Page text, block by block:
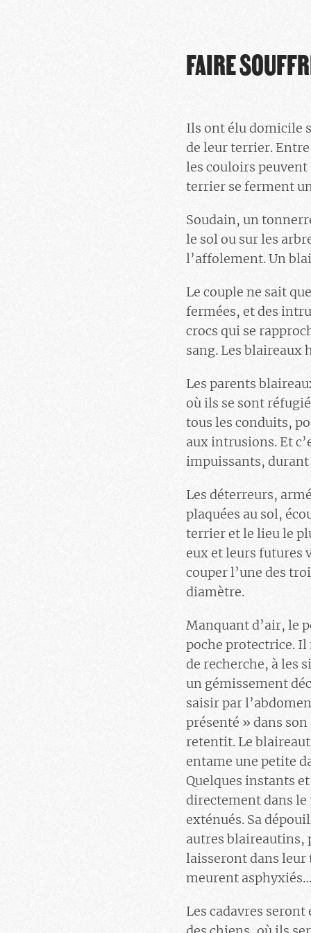
FAIRE
Ils ont élu domicile
de leur terrier.
les couloirs
terrier se ferment
Soudain, un
le sol ou sur les
l’affolement. Un
Le couple ne sait
fermées, et des
crocs qui se
sang. Les
Les parents
où ils se sont
tous les conduits,
aux intrusions. Et
impuissants,
Les déterreurs,
plaquées au sol,
terrier et le lieu le
eux et leurs futures
couper l’une des
diamètre.
Manquant d’air, le
poche protectrice. Il
de recherche, à les
un gémissement
saisir par
présenté » dans
retentit. Le
entame une petite
Quelques instants
directement dans le
exténués. Sa
autres blaireautins,
laisseront dans leur
meurent asphyxiés…
Les cadavres